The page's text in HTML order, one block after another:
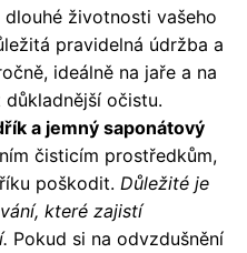
životnosti vašeho
pravidelná údržba a
ideálně na jaře a na
očistu.
a jemný saponátový
čisticím prostředkům,
poškodit. Důležité je
které zajistí
Pokud si na odvzdušnění